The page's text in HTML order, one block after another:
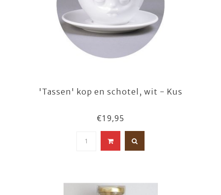
'Tassen' kop en schotel, wit - Kus
€19,95